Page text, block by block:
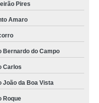
Iperó
Vila Madalena
Pires
Amaro
Bernardo do Campo
Carlos
João da Boa Vista
Roque